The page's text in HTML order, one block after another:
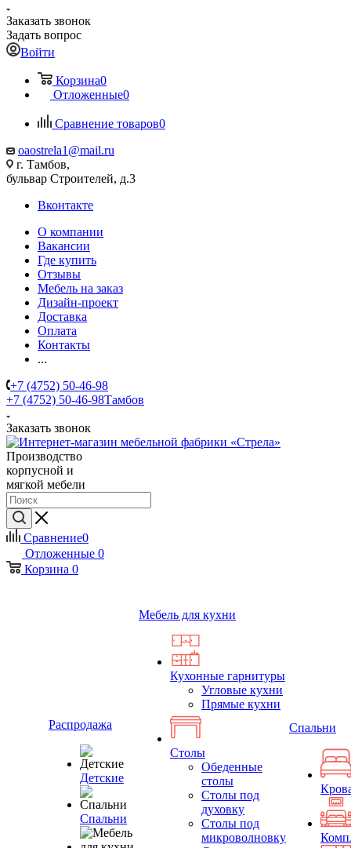
Заказать звонок
Задать вопрос
Войти
Корзина0
Отложенные0
Сравнение товаров0
oaostrela1@mail.ru
г. Тамбов,
бульвар Строителей, д.3
Вконтакте
О компании
Вакансии
Где купить
Отзывы
Мебель на заказ
Дизайн-проект
Доставка
Оплата
Контакты
...
+7 (4752) 50-46-98
+7 (4752) 50-46-98Тамбов
Заказать звонок
Производство
корпусной и
мягкой мебели
Сравнение0
Отложенные 0
Корзина 0
Распродажа
Детские
Спальни
Мебель для кухни
Кухонные гарнитуры
Угловые кухни
Прямые кухни
Столы
Обеденные
столы
Столы под
духовку
Столы под
микроволновку
Спальни